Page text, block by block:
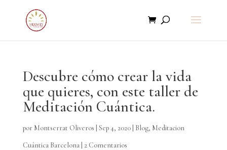
Descubre cómo crear la vida
que quieres, con este taller de
Meditación Cuántica.
por Montserrat Oliveros Sep 4, 2020| Blog, Meditacion
Cuántica Barcelona| 2 Comentarios